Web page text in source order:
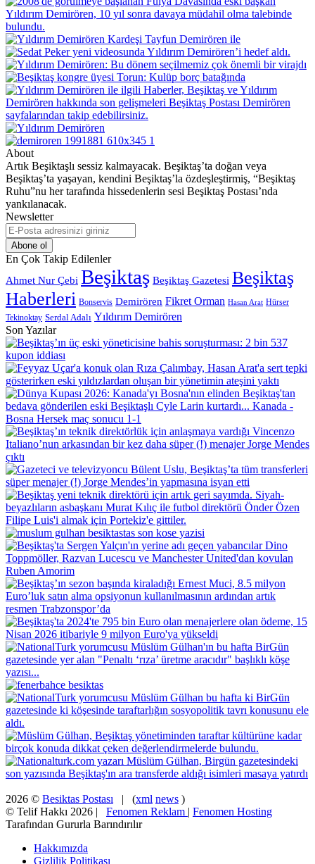
About
Artık Beşiktaşlı sessiz kalmayacak. Beşiktaş’ta doğan veya
Beşiktaş’ta yaşayan, kendini Beşiktaş’la özdeşleştirmiş, “Beşiktaş
Ruhu”nu her tarafında hissedenlerin sesi Beşiktaş Postası’nda
yankılanacak.
Newsletter
E-
Posta
adresinizi
giriniz
En Çok Takip Edilenler
Ahmet Nur Çebi Beşiktaş Beşiktaş Gazetesi Beşiktaş
Haberleri Bonservis Demirören Fikret Orman Hasan Arat Hürser
Tekinoktay Serdal Adalı Yıldırım Demirören
Son Yazılar
2026 © Besiktas Postası | (xml news )
© Telif Hakkı 2026 | Fenomen Reklam | Fenomen Hosting
Tarafından Gururla Barındırılır
Hakkımızda
Gizlilik Politikası